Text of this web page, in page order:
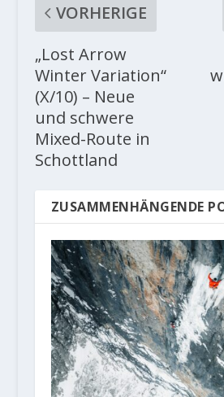
VORHERIGE
„Lost Arrow
Winter Variation“
(X/10) – Neue
und schwere
Mixed-Route in
Schottland
ZUSAMMENHÄNGENDE